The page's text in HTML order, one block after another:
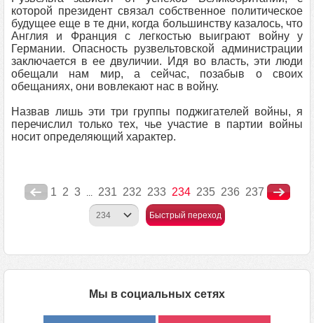
которой президент связал собственное политическое
будущее еще в те дни, когда большинству казалось, что
Англия и Франция с легкостью выиграют войну у
Германии. Опасность рузвельтовской администрации
заключается в ее двуличии. Идя во власть, эти люди
обещали нам мир, а сейчас, позабыв о своих
обещаниях, они вовлекают нас в войну.
Назвав лишь эти три группы поджигателей войны, я
перечислил только тех, чье участие в партии войны
носит определяющий характер.
1 2 3 ... 231 232 233 234 235 236 237
Быстрый переход
Мы в социальных сетях